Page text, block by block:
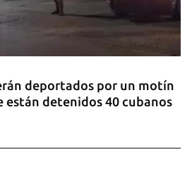
deportados por un motín
están detenidos 40 cubanos